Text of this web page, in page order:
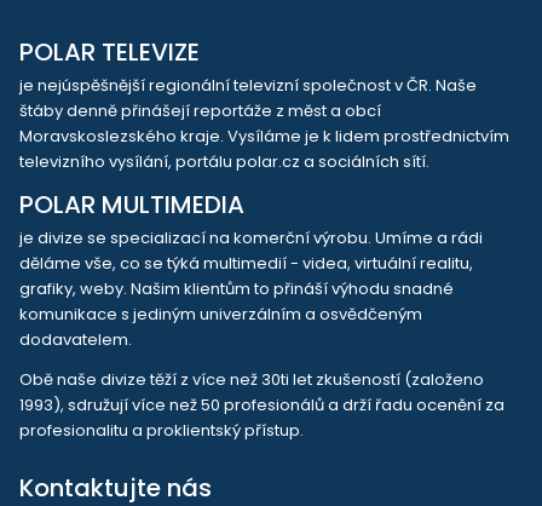
POLAR TELEVIZE
je nejúspěšnější regionální televizní společnost v ČR. Naše
štáby denně přinášejí reportáže z měst a obcí
Moravskoslezského kraje. Vysíláme je k lidem prostřednictvím
televizního vysílání, portálu polar.cz a sociálních sítí.
POLAR MULTIMEDIA
je divize se specializací na komerční výrobu. Umíme a rádi
děláme vše, co se týká multimedií - videa, virtuální realitu,
grafiky, weby. Našim klientům to přináší výhodu snadné
komunikace s jediným univerzálním a osvědčeným
dodavatelem.
Obě naše divize těží z více než 30ti let zkušeností (založeno
1993), sdružují více než 50 profesionálů a drží řadu ocenění za
profesionalitu a proklientský přístup.
Kontaktujte nás